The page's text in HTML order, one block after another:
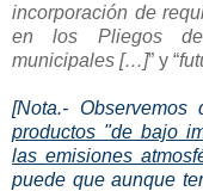
incorporación de
en los Pliegos
municipales […]” y “
[Nota.-
productos "de bajo
las emisiones
puede que aunque